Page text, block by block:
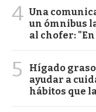
4 Una
un ómnibus
al chofer:
5
Hígado
ayudar a
hábitos que